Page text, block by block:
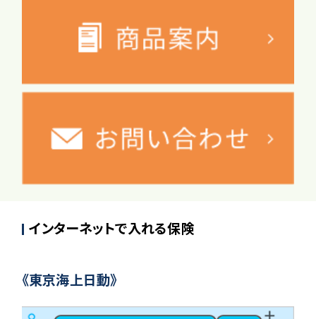
インターネットで入れる保険
《東京海上日動》